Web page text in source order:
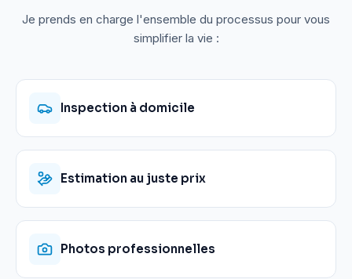
Je prends en charge l'ensemble du processus pour vous
simplifier la vie :
Inspection à domicile
Estimation au juste prix
Photos professionnelles